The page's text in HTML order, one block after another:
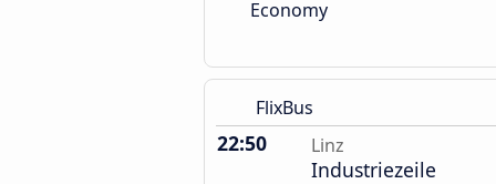
Economy
FlixBus
22:50 Linz
Industriezeile